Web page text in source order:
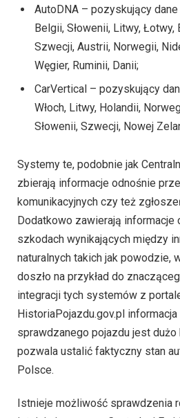
AutoDNA – pozyskujący
Belgii, Słowenii, Litwy,
Szwecji, Austrii, Norwegii,
Węgier, Ruminii, Danii;
CarVertical – pozyskujący
Włoch, Litwy, Holandii,
Słowenii, Szwecji, Nowej
Systemy te, podobnie jak
zbierają informacje odnośnie
komunikacyjnych czy też
Dodatkowo zawierają informacje
szkodach wynikających między
naturalnych takich jak powodzie,
doszło na przykład do
integracji tych systemów z
HistoriaPojazdu.gov.pl
sprawdzanego pojazdu jest
pozwala ustalić faktyczny stan
Polsce.
Istnieje możliwość sprawdzenia